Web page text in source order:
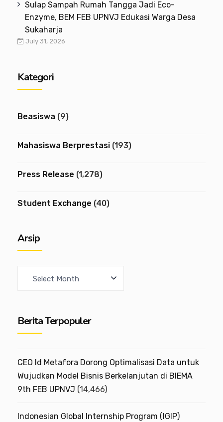
Sulap Sampah Rumah Tangga Jadi Eco-
Enzyme, BEM FEB UPNVJ Edukasi Warga Desa
Sukaharja
July 31, 2026
Kategori
Beasiswa (9)
Mahasiswa Berprestasi (193)
Press Release (1,278)
Student Exchange (40)
Arsip
h
v
e
s
Berita Terpopuler
CEO Id Metafora Dorong Optimalisasi Data untuk
Wujudkan Model Bisnis Berkelanjutan di BIEMA
9th FEB UPNVJ (14,466)
Indonesian Global Internship Program (IGIP)